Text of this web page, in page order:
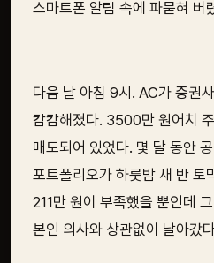
스마트폰 알림 속에 파묻혀 버
다음 날 아침 9시. AC가 증권
캄캄해졌다. 3500만 원어치
매도되어 있었다. 몇 달 동안
포트폴리오가 하룻밤 새 반 토
211만 원이 부족했을 뿐인데
본인 의사와 상관없이 날아갔